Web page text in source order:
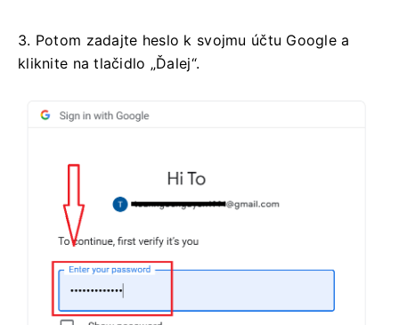
3. Potom zadajte heslo k svojmu účtu Google a
kliknite na tlačidlo „Ďalej“.